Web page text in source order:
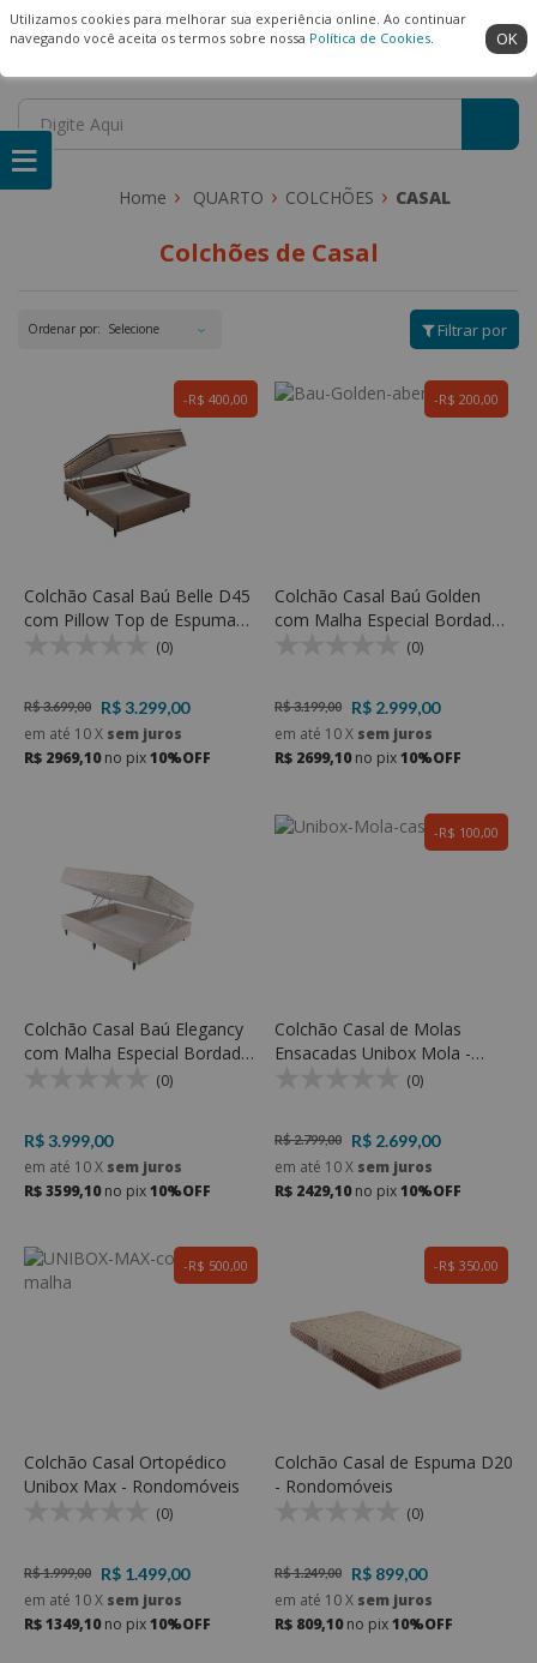
Utilizamos cookies para melhorar sua experiência online. Ao continuar
navegando você aceita os termos sobre nossa Política de Cookies. OK
(22) 99909-3407 Ambiente Seguro
QUARTO COLCHÕES CASAL
Colchões de Casal
Ordenar por: Filtrar por
R$ 400,00
Colchão Casal Baú Belle D45
com Pillow Top de Espuma
D23 Soft e Espuma D45 -
(0)
R$ 3.699,00
R$ 3.299,00
em até 10X sem juros
R$ 2969,10no pix10%OFF
R$ 200,00
Colchão Casal Baú Golden
com Malha Especial Bordada
e Espuma D33 - Rondomóveis
(0)
R$ 3.199,00
R$ 2.999,00
em até 10X sem juros
R$ 2699,10no pix10%OFF
Colchão Casal Baú Elegancy
com Malha Especial Bordada
e Espuma D33 - Rondomóveis
(0)
R$ 3.999,00
em até 10X sem juros
R$ 3599,10no pix10%OFF
R$ 100,00
Colchão Casal de Molas
Ensacadas Unibox Mola -
(0)
R$ 2.799,00
R$ 2.699,00
em até 10X sem juros
R$ 2429,10no pix10%OFF
R$ 500,00
Colchão Casal Ortopédico
Unibox Max - Rondomóveis
(0)
R$ 1.999,00
R$ 1.499,00
em até 10X sem juros
R$ 1349,10no pix10%OFF
R$ 350,00
Colchão Casal de Espuma D20
- Rondomóveis
(0)
R$ 1.249,00
R$ 899,00
em até 10X sem juros
R$ 809,10no pix10%OFF